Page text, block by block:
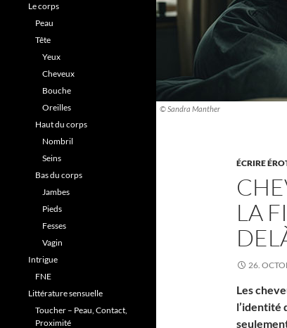
© Sandra Manther
ÉCRIRE
LA
26.
Les
l’identité
Le corps
Peau
Tête
Yeux
Cheveux
Bouche
Oreilles
Haut du corps
Nombril
Seins
Bas du corps
Jambes
Pieds
Fesses
Vagin
Intrigue
FNE
Littérature sensuelle
Toucher – Peau, Contact,
Proximité